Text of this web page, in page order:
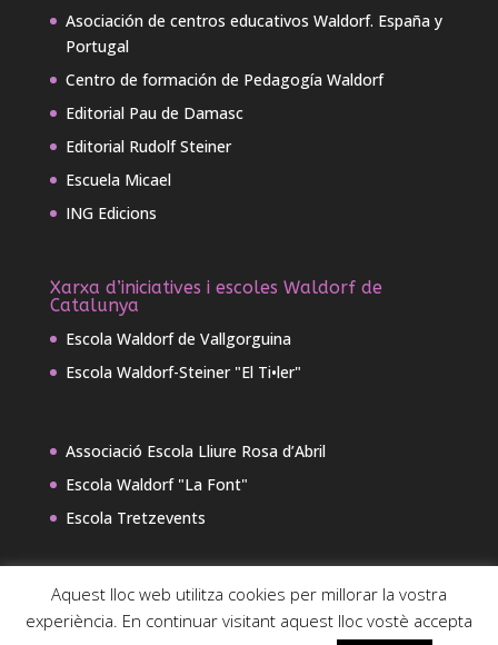
Asociación de centros educativos Waldorf. España y
Portugal
Centro de formación de Pedagogía Waldorf
Editorial Pau de Damasc
Editorial Rudolf Steiner
Escuela Micael
ING Edicions
Xarxa d’iniciatives i escoles Waldorf de
Catalunya
Escola Waldorf de Vallgorguina
Escola Waldorf-Steiner "El Ti•ler"
Associació Escola Lliure Rosa d’Abril
Escola Waldorf "La Font"
Escola Tretzevents
Aquest lloc web utilitza cookies per millorar la vostra
experiència. En continuar visitant aquest lloc vostè accepta